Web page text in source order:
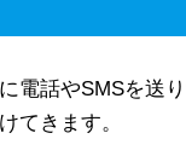
電話やSMSを送
てきます。